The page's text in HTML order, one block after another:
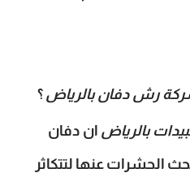
رش دفان بالرياض ؟
بالرياض ان دفان
الحشرات عنها لتتكاثر